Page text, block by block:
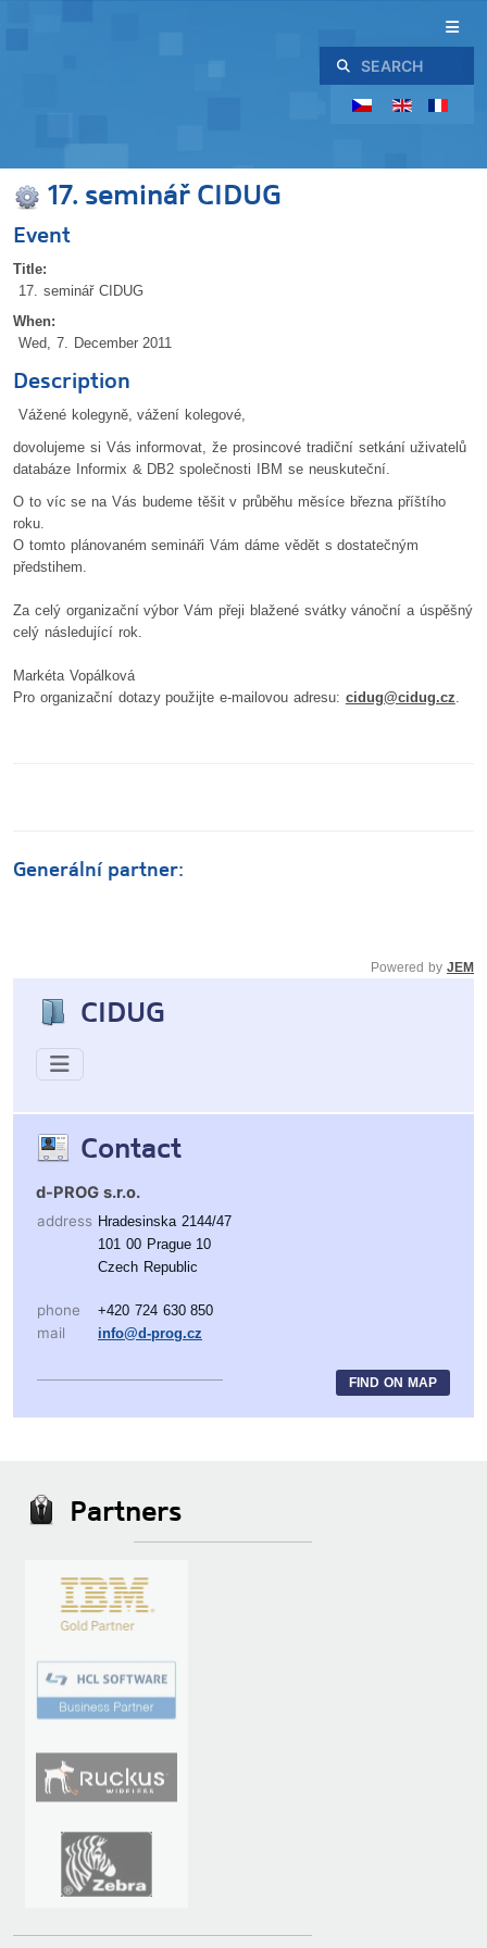
Search
CIDUG
Contact
d-PROG s.r.o.
address Hradesinska 2144/47
101 00 Prague 10
Czech Republic
phone +420 724 630 850
mail info@d-prog.cz
FIND ON MAP
17. seminář CIDUG
Event
Title:
17. seminář CIDUG
When:
Wed, 7. December 2011
Description
Vážené kolegyně, vážení kolegové,
dovolujeme si Vás informovat, že prosincové tradiční setkání uživatelů
databáze Informix & DB2 společnosti IBM se neuskuteční.
O to víc se na Vás budeme těšit v průběhu měsíce března příštího
roku.
O tomto plánovaném semináři Vám dáme vědět s dostatečným
předstihem.
Za celý organizační výbor Vám přeji blažené svátky vánoční a úspěšný
celý následující rok.
Markéta Vopálková
Pro organizační dotazy použijte e-mailovou adresu: cidug@cidug.cz
Generální partner:
Powered by JEM
Partners